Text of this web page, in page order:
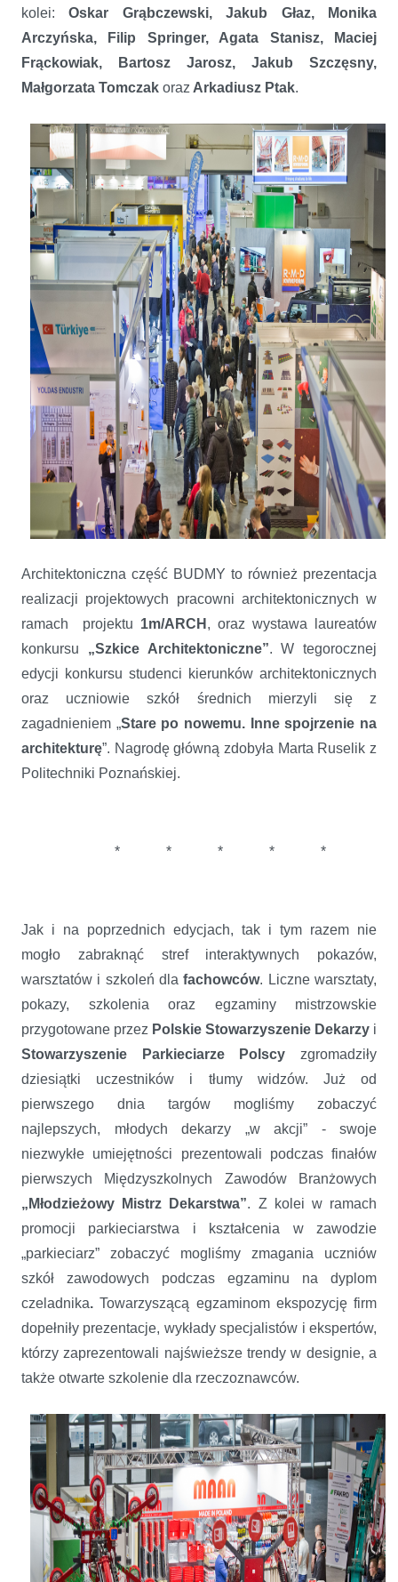
kolei:Oskar Grąbczewski, Jakub Głaz, Monika
Arczyńska, Filip Springer, Agata Stanisz, Maciej
Frąckowiak, Bartosz Jarosz, Jakub Szczęsny,
Małgorzata Tomczak oraz Arkadiusz Ptak.
Architektoniczna część BUDMY to również prezentacja
realizacji projektowych pracowni architektonicznych w
ramach projektu 1m/ARCH , oraz wystawa laureatów
konkursu „Szkice Architektoniczne”. W tegorocznej
edycji konkursu studenci kierunków architektonicznych
oraz uczniowie szkół średnich mierzyli się z
zagadnieniem „Stare po nowemu. Inne spojrzenie na
architekturę”. Nagrodę główną zdobyła Marta Ruselik z
Politechniki Poznańskiej.
* * * * *
Jak i na poprzednich edycjach, tak i tym razem nie
mogło zabraknąć stref interaktywnych pokazów,
warsztatów i szkoleń dlafachowców. Liczne warsztaty,
pokazy, szkolenia oraz egzaminy mistrzowskie
przygotowane przez Polskie Stowarzyszenie Dekarzy i
Stowarzyszenie Parkieciarze Polscy zgromadziły
dziesiątki uczestników i tłumy widzów. Już od
pierwszego dnia targów mogliśmy zobaczyć
najlepszych, młodych dekarzy „w akcji” - swoje
niezwykłe umiejętności prezentowali podczas finałów
pierwszych Międzyszkolnych Zawodów Branżowych
„Młodzieżowy Mistrz Dekarstwa”. Z kolei w ramach
promocji parkieciarstwa i kształcenia w zawodzie
„parkieciarz” zobaczyć mogliśmy zmagania uczniów
szkół zawodowych podczas egzaminu na dyplom
czeladnika. Towarzyszącą egzaminom ekspozycję firm
dopełniły prezentacje, wykłady specjalistów i ekspertów,
którzy zaprezentowali najświeższe trendy w designie, a
także otwarte szkolenie dla rzeczoznawców.